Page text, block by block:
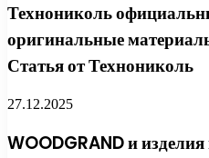
Технониколь
оригинальные
Статья от Технониколь
27.12.2025
WOODGRAND и